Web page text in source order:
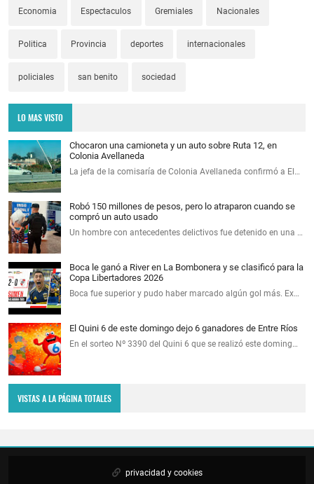
Economia Espectaculos Gremiales Nacionales
Politica Provincia deportes internacionales
policiales san benito sociedad
LO MAS VISTO
Chocaron una camioneta y un auto sobre Ruta 12, en
Colonia Avellaneda
La jefa de la comisaría de Colonia Avellaneda confirmó a El…
Robó 150 millones de pesos, pero lo atraparon cuando se
compró un auto usado
Un hombre con antecedentes delictivos fue detenido en una …
Boca le ganó a River en La Bombonera y se clasificó para la
Copa Libertadores 2026
Boca fue superior y pudo haber marcado algún gol más. Ex…
El Quini 6 de este domingo dejo 6 ganadores de Entre Ríos
En el sorteo Nº 3390 del Quini 6 que se realizó este doming…
VISTAS A LA PÁGINA TOTALES
privacidad y cookies